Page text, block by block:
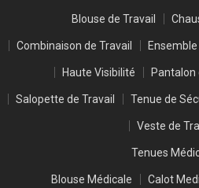
Blouse de Travail
Combinaison de Travail Ensemble
Haute Visibilité Pantalon
Salopette de Travail Tenue de
Veste de
Tenues
Blouse Médicale Calot